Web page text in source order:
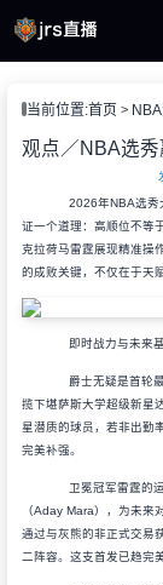
播
播
当前位置:首页
2026年NBA选秀大
证一个道理：高顺位不等
克拉荷马雷霆展现精准操
的成败关键，不仅在于天
即时战力与未来基
爵士无疑是首轮最
揽下堪萨斯大学超级新星
星潜质的球员，若非出勤
完美补强。
卫冕冠军雷霆的运
（Aday Mara），为未来
通过与灰熊的非正式交易
二阵容。这支首发已趋完